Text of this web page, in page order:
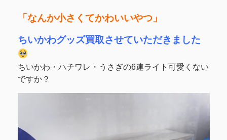
「なんか小さくてかわいいやつ」
ちいかわグッズ買取させていただきました
ちいかわ・ハチワレ・うさぎの6連ライト可愛くない
ですか？